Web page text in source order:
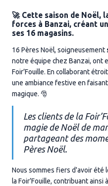
🚀 Cette saison de Noël,
forces à Banzai, créant
ses 16 magasins.
16 Pères Noël, soigneusement
notre équipe chez Banzai, ont
Foir’Fouille. En collaborant
une ambiance festive en
magique. 🎅
Les clients de la
magie de Noël de
partageant des
Pères Noël.
Nous sommes fiers d'avoir été
la Foir’Fouille, contribuant